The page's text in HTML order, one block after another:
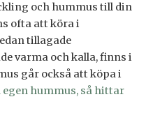
och hummus till din
ofta att köra i
tillagade
varma och kalla, finns i
går också att köpa i
egen hummus, så hittar